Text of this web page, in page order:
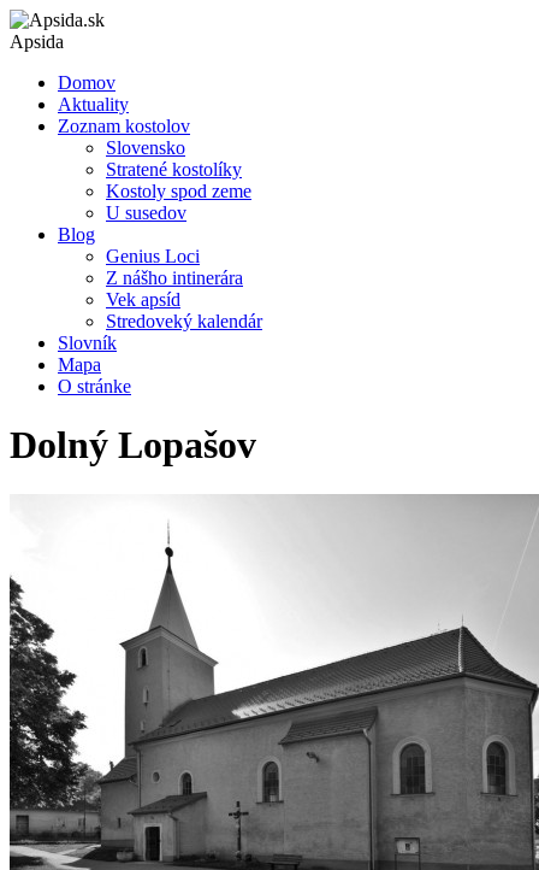
Apsida
Domov
Aktuality
Zoznam kostolov
Slovensko
Stratené kostolíky
Kostoly spod zeme
U susedov
Blog
Genius Loci
Z nášho intinerára
Vek apsíd
Stredoveký kalendár
Slovník
Mapa
O stránke
Dolný Lopašov